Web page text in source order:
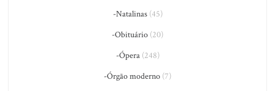
-Natalinas(45)
-Obituário (20)
-Ópera(248)
-Órgão moderno (7)